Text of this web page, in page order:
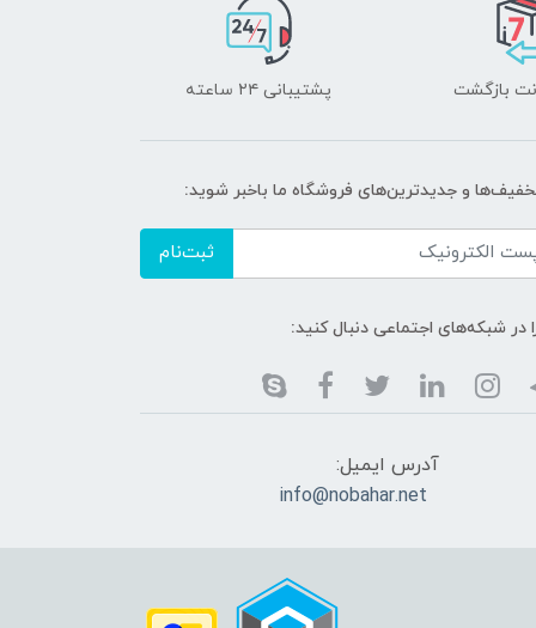
پشتیبانی ۲۴ ساعته
و جدیدترین‌های فروشگاه ما باخبر شوید:
ثبت‌نام
در شبکه‌های اجتماعی دنبال کنید:
آدرس ایمیل:
info@nobahar.net